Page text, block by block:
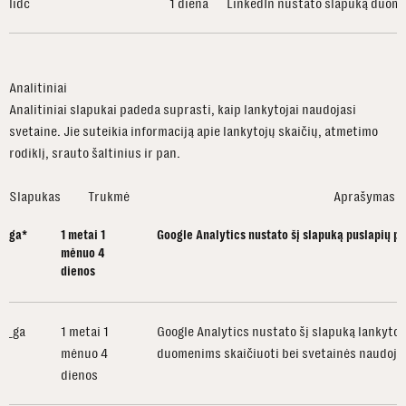
Analitiniai
Analitiniai slapukai padeda suprasti, kaip lankytojai naudojasi
svetaine. Jie suteikia informaciją apie lankytojų skaičių, atmetimo
rodiklį, srauto šaltinius ir pan.
Slapukas Trukmė Aprašymas
ga*
1 metai 1
mėnuo 4
dienos
Google Analytics nustato šį slapuką puslapių
_ga
1 metai 1
mėnuo 4
dienos
Google Analytics nustato šį slapuką
duomenims skaičiuoti bei svetainės